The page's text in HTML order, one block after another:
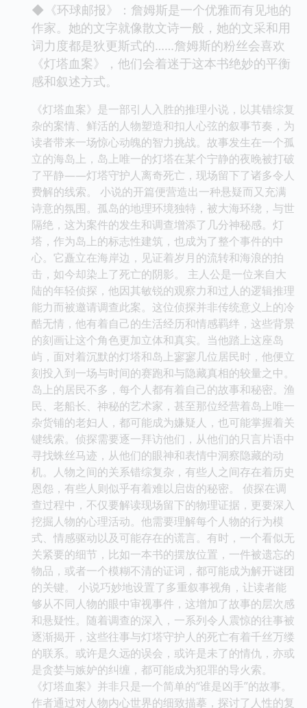
◆《环球邮报》：詹姆斯是一个优雅而有见地的
作家。她的文字就像散文诗一般，她的文采和用
词力度都是狄更斯式的……詹姆斯的粉丝会喜欢
《灯塔血案》，他们会着迷于这本书绝妙的平衡
感和叙述方式。
《灯塔血案》是一部引人入胜的推理小说，以其错综复
杂的案情、鲜活的人物塑造和扣人心弦的叙事节奏，为
读者带来一场惊心动魄的智力挑战。故事发生在一个孤
立的海岛上，岛上唯一的灯塔在某个宁静的夜晚被打破
了平静——灯塔守护人离奇死亡，现场留下了诸多令人
费解的线索。 小说的开篇便营造出一种悬疑而又充满
诗意的氛围。孤岛的地理环境独特，被大海环绕，与世
隔绝，这为案件的发生和调查增添了几分神秘感。灯
塔，作为岛上的标志性建筑，也成为了整个事件的中
心。它矗立在海岸边，见证着岁月的流转和海浪的拍
击，如今却染上了死亡的阴影。 主人公是一位来自大
陆的年轻侦探，他因其敏锐的观察力和过人的逻辑推理
能力而被邀请调查此案。这位侦探并非传统意义上的冷
酷无情，他有着自己的生活经历和情感羁绊，这些背景
的刻画让这个角色更加立体和真实。当他踏上这座岛
屿，面对着沉默的灯塔和岛上寥寥几位居民时，他便立
刻投入到一场与时间的赛跑和与隐藏真相的较量之中。
岛上的居民不多，每个人都有着自己的故事和秘密。渔
民、老船长、神秘的艺术家，甚至那位经营着岛上唯一
杂货铺的老妇人，都可能成为嫌疑人，也可能掌握着关
键线索。侦探需要逐一拜访他们，从他们的只言片语中
寻找蛛丝马迹，从他们的眼神和表情中洞察隐藏的动
机。人物之间的关系错综复杂，有些人之间存在着历史
恩怨，有些人则似乎有着难以启齿的秘密。 侦探在调
查过程中，不仅要解读现场留下的物理证据，更要深入
挖掘人物的心理活动。他需要理解每个人物的行为模
式、情感驱动以及可能存在的谎言。有时，一个看似无
关紧要的细节，比如一本书的摆放位置，一件被遗忘的
物品，或者一个模糊不清的证词，都可能成为解开谜团
的关键。 小说巧妙地设置了多重叙事视角，让读者能
够从不同人物的眼中审视事件，这增加了故事的层次感
和悬疑性。随着调查的深入，一系列令人震惊的往事被
逐渐揭开，这些往事与灯塔守护人的死亡有着千丝万缕
的联系。或许是久远的误会，或许是未了的情仇，亦或
是贪婪与嫉妒的纠缠，都可能成为犯罪的导火索。
《灯塔血案》并非只是一个简单的“谁是凶手”的故事。
作者通过对人物内心世界的细致描摹，探讨了人性的复